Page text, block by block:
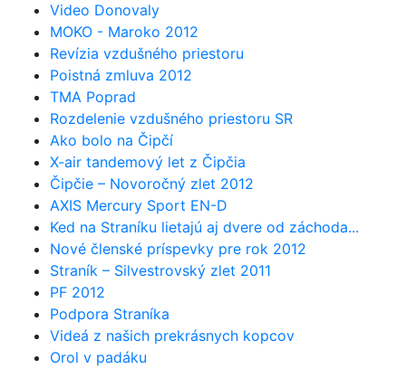
Video Donovaly
MOKO - Maroko 2012
Revízia vzdušného priestoru
Poistná zmluva 2012
TMA Poprad
Rozdelenie vzdušného priestoru SR
Ako bolo na Čipčí
X-air tandemový let z Čipčia
Čipčie – Novoročný zlet 2012
AXIS Mercury Sport EN-D
Ked na Straníku lietajú aj dvere od záchoda...
Nové členské príspevky pre rok 2012
Straník – Silvestrovský zlet 2011
PF 2012
Podpora Straníka
Videá z našich prekrásnych kopcov
Orol v padáku